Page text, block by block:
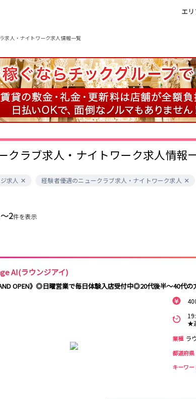
エ
求人・ナイトワーク求人情報一覧
クラブ求人・ナイトワーク求人情報
求人 経験者優遇のニュークラブ求人・ナイトワーク求人
2件を表示
AI(ラウンジアイ)
OPEN》◎日曜営業で毎日体験入店受付中◎20代後半～40代
★
業種 ラ
都道府県
キーワー
すすきの
函館
旭川
釧路
該当求人 0件 選択した内容で設定
すすきの駅 大通駅
豊水すすきの駅 栄町駅 大通駅
すすきの駅 資生館小学校前
旭川駅
釧路駅
中央病院前駅
旭川駅
選択した内容で設定